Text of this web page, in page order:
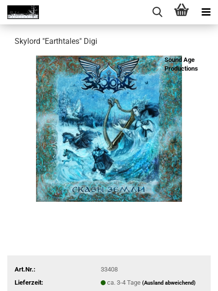
Skylord "Earthtales" Digi
Sound Age
Productions
Art.Nr.:
33408
Lieferzeit:
ca. 3-4 Tage (Ausland abweichend)